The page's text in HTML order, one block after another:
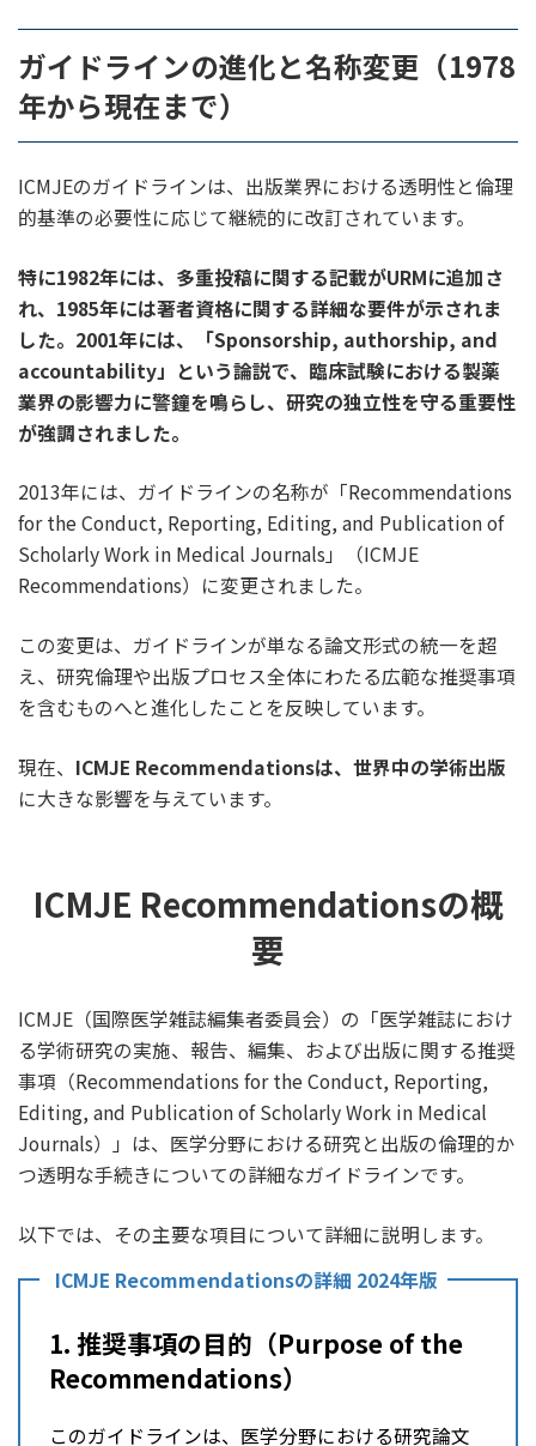
ガイドラインの進化と名称変更（1978
年から現在まで）
ICMJEのガイドラインは、出版業界における透明性と倫理
的基準の必要性に応じて継続的に改訂されています。
特に1982年には、多重投稿に関する記載がURMに追加さ
れ、1985年には著者資格に関する詳細な要件が示されま
した。2001年には、「Sponsorship, authorship, and
accountability」という論説で、臨床試験における製薬
業界の影響力に警鐘を鳴らし、研究の独立性を守る重要性
が強調されました。
2013年には、ガイドラインの名称が「Recommendations
for the Conduct, Reporting, Editing, and Publication of
Scholarly Work in Medical Journals」（ICMJE
Recommendations）に変更されました。
この変更は、ガイドラインが単なる論文形式の統一を超
え、研究倫理や出版プロセス全体にわたる広範な推奨事項
を含むものへと進化したことを反映しています。
現在、 ICMJE Recommendationsは、世界中の学術出版
に大きな影響を与えています。
ICMJE Recommendationsの概
要
ICMJE（国際医学雑誌編集者委員会）の「医学雑誌におけ
る学術研究の実施、報告、編集、および出版に関する推奨
事項（Recommendations for the Conduct, Reporting,
Editing, and Publication of Scholarly Work in Medical
Journals）」は、医学分野における研究と出版の倫理的か
つ透明な手続きについての詳細なガイドラインです。
以下では、その主要な項目について詳細に説明します。
ICMJE Recommendationsの詳細 2024年版
1. 推奨事項の目的（Purpose of the
Recommendations）
このガイドラインは、医学分野における研究論文